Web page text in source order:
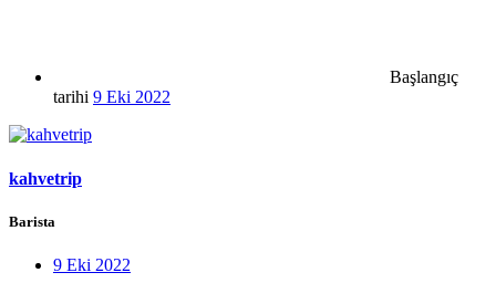
Başlangıç
tarihi 9 Eki 2022
kahvetrip
Barista
9 Eki 2022